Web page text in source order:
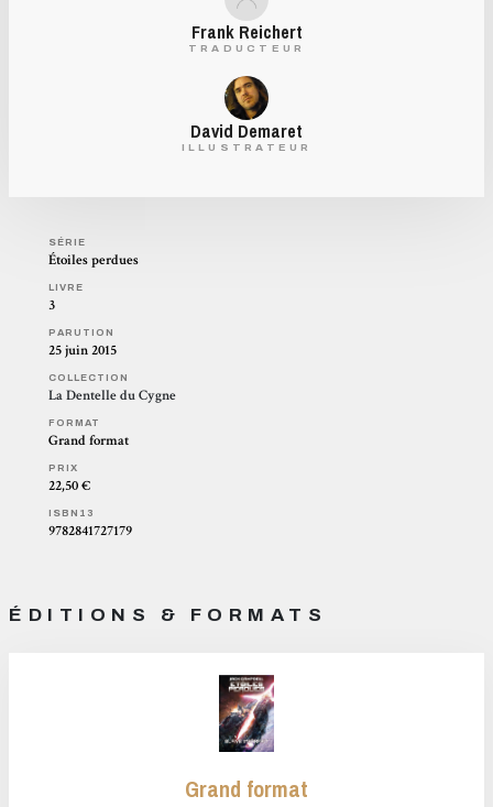
Frank Reichert
TRADUCTEUR
David Demaret
ILLUSTRATEUR
SÉRIE
Étoiles perdues
LIVRE
3
PARUTION
25 juin 2015
COLLECTION
La Dentelle du Cygne
FORMAT
Grand format
PRIX
22,50 €
ISBN13
9782841727179
ÉDITIONS & FORMATS
Grand format